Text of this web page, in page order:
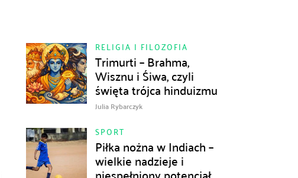
RELIGIA I FILOZOFIA
Trimurti – Brahma,
Wisznu i Śiwa, czyli
święta trójca hinduizmu
Julia Rybarczyk
SPORT
Piłka nożna w Indiach –
wielkie nadzieje i